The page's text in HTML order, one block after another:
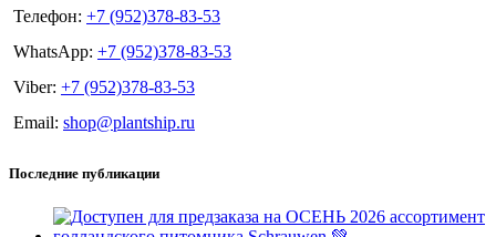
Телефон: +7 (952)378-83-53
WhatsApp: +7 (952)378-83-53
Viber: +7 (952)378-83-53
Email: shop@plantship.ru
Последние публикации